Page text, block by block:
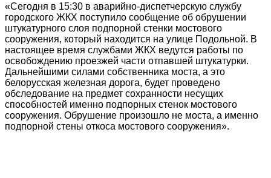
«Сегодня в 15:30 в аварийно-диспетчерскую службу
городского ЖКХ поступило сообщение об обрушении
штукатурного слоя подпорной стенки мостового
сооружения, который находится на улице Подольной. В
настоящее время службами ЖКХ ведутся работы по
освобождению проезжей части отпавшей штукатурки.
Дальнейшими силами собственника моста, а это
белорусская железная дорога, будет проведено
обследование на предмет сохранности несущих
способностей именно подпорных стенок мостового
сооружения. Обрушение произошло не моста, а именно
подпорной стены откоса мостового сооружения».